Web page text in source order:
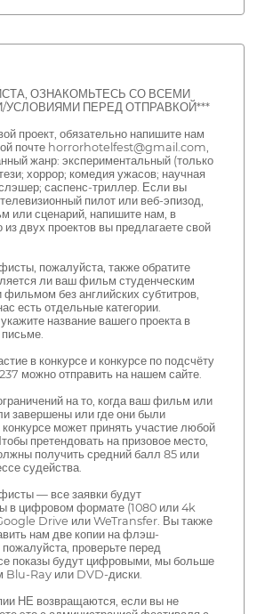
ОЗНАКОМЬТЕСЬ СО ВСЕМИ
УСЛОВИЯМИ ПЕРЕД ОТПРАВКОЙ***
проект, обязательно напишите нам
почте horrorhotelfest@gmail.com,
жанр: экспериментальный (только
хоррор; комедия ужасов; научная
саспенс-триллер. Если вы
пилот или веб-эпизод,
или сценарий, напишите нам, в
из двух проектов вы предлагаете свой
пожалуйста, также обратите
ли ваш фильм студенческим
фильмом без английских субтитров,
есть отдельные категории.
название вашего проекта в
в конкурсе и конкурсе по подсчёту
можно отправить на нашем сайте.
на то, когда ваш фильм или
завершены или где они были
может принять участие любой
претендовать на призовое место,
получить средний балл 85 или
судейства.
— все заявки будут
в цифровом формате (1080 или 4k
Drive или WeTransfer. Вы также
нам две копии на флэш-
пожалуйста, проверьте перед
показы будут цифровыми, мы больше
Blu-Ray или DVD-диски.
НЕ возвращаются, если вы не